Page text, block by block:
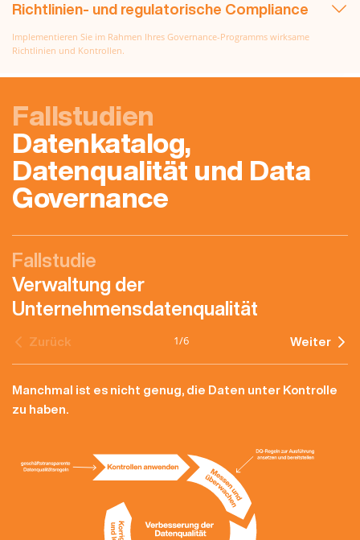
Richtlinien- und regulatorische Compliance
Implementieren Sie im Rahmen Ihres Governance-Programms wirksame
Richtlinien und Kontrollen.
Fallstudien
Datenkatalog,
Datenqualität und Data
Governance
Fallstudie
Verwaltung der
Unternehmensdatenqualität
Zurück 1/6 Weiter
Manchmal ist es nicht genug, die Daten unter Kontrolle
zu haben.